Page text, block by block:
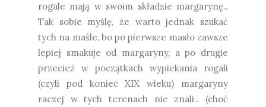
rogale mają w swoim składzie margarynę..
Tak sobie myślę, że warto jednak szukać
tych na maśle, bo po pierwsze masło zawsze
lepiej smakuje od margaryny, a po drugie
przecież w początkach wypiekania rogali
(czyli pod koniec XIX wieku) margaryny
raczej w tych terenach nie znali.. (choć